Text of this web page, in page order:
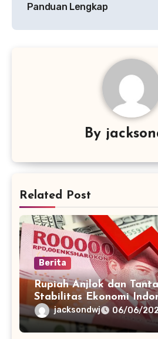
Panduan Lengkap
By
Related Post
Berita
Rupiah Anjlok dan
Stabilitas Ekonomi
jacksondwj 06/06/